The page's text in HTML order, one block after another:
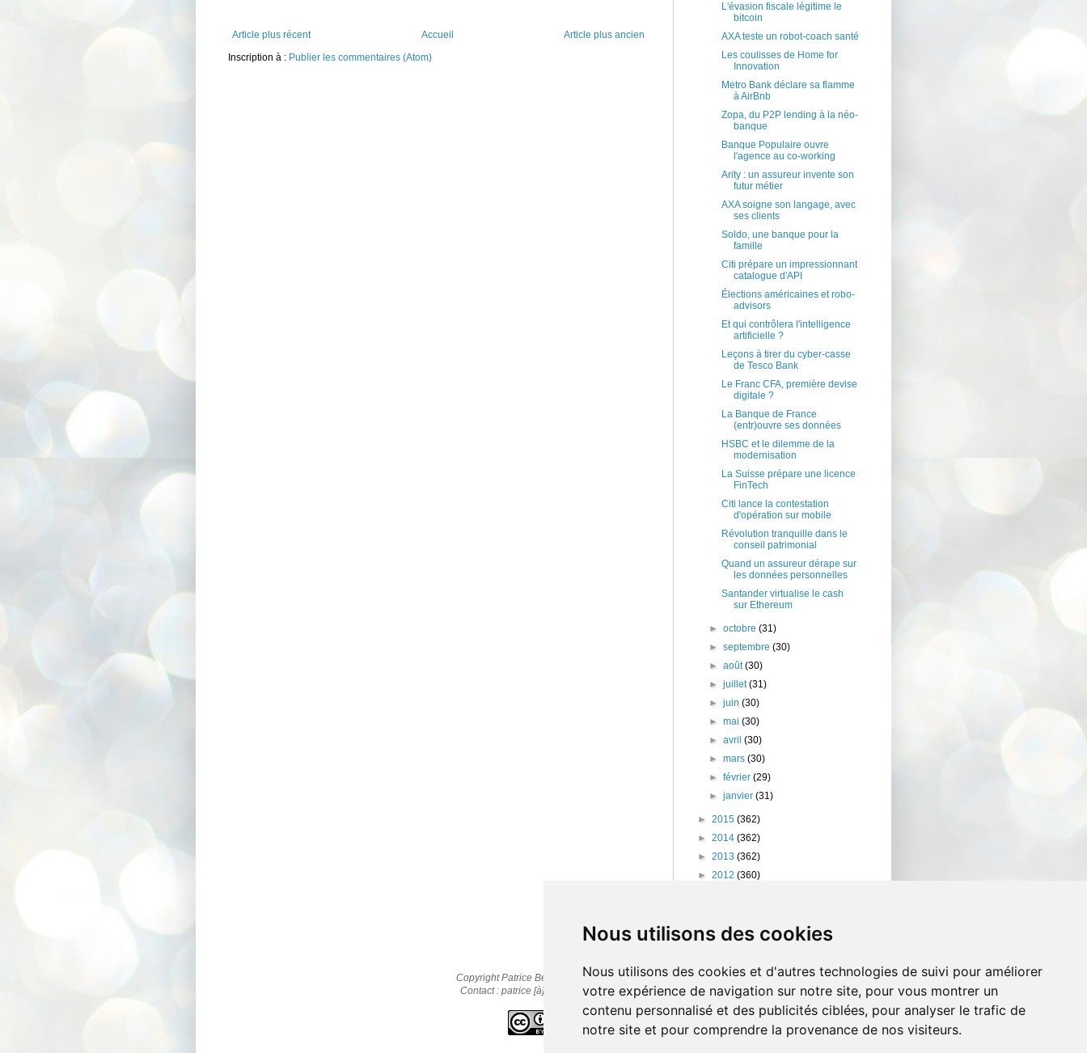
Nous utilisons des cookies
Nous utilisons des cookies et d'autres technologies de suivi pour améliorer
votre expérience de navigation sur notre site, pour vous montrer un
contenu personnalisé et des publicités ciblées, pour analyser le trafic de
notre site et pour comprendre la provenance de nos visiteurs.
Article plus récent Article plus ancien
Accueil
Inscription à : Publier les commentaires (Atom)
L'évasion fiscale légitime le
bitcoin
AXA teste un robot-coach santé
Les coulisses de Home for
Innovation
Metro Bank déclare sa flamme
à AirBnb
Zopa, du P2P lending à la néo-
banque
Banque Populaire ouvre
l'agence au co-working
Arity : un assureur invente son
futur métier
AXA soigne son langage, avec
ses clients
Soldo, une banque pour la
famille
Citi prépare un impressionnant
catalogue d'API
Élections américaines et robo-
advisors
Et qui contrôlera l'intelligence
artificielle ?
Leçons à tirer du cyber-casse
de Tesco Bank
Le Franc CFA, première devise
digitale ?
La Banque de France
(entr)ouvre ses données
HSBC et le dilemme de la
modernisation
La Suisse prépare une licence
FinTech
Citi lance la contestation
d'opération sur mobile
Révolution tranquille dans le
conseil patrimonial
Quand un assureur dérape sur
les données personnelles
Santander virtualise le cash
sur Ethereum
►octobre(31)
►septembre(30)
►août(30)
►juillet(31)
►juin(30)
►mai(30)
►avril(30)
►mars(30)
►février(29)
►janvier(31)
► 2015 (362)
► 2014 (362)
► 2013 (362)
► 2012 (360)
Copyright Patrice Bernard © 2010-2025
Contact : patrice [à] cestpasmonidee.fr